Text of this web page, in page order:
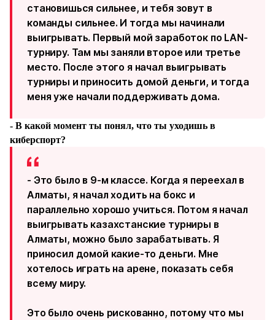
становишься сильнее, и тебя зовут в
команды сильнее. И тогда мы начинали
выигрывать. Первый мой заработок по LAN-
турниру. Там мы заняли второе или третье
место. После этого я начал выигрывать
турниры и приносить домой деньги, и тогда
меня уже начали поддерживать дома.
- В какой момент ты понял, что ты уходишь в
киберспорт?
- Это было в 9-м классе. Когда я переехал в
Алматы, я начал ходить на бокс и
параллельно хорошо учиться. Потом я начал
выигрывать казахстанские турниры в
Алматы, можно было зарабатывать. Я
приносил домой какие-то деньги. Мне
хотелось играть на арене, показать себя
всему миру.
Это было очень рискованно, потому что мы